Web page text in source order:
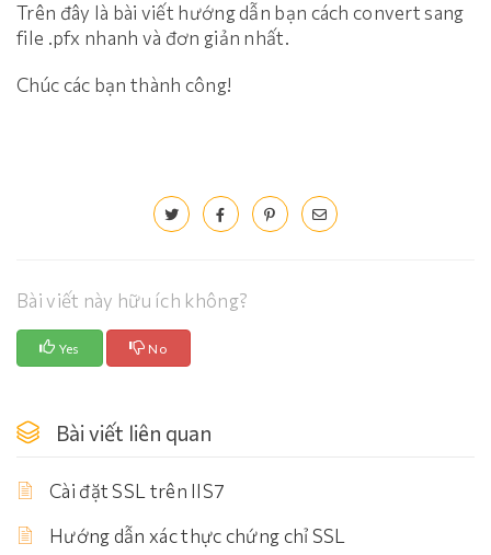
Trên đây là bài viết hướng dẫn bạn cách convert sang
file .pfx nhanh và đơn giản nhất.
Chúc các bạn thành công!
Bài viết này hữu ích không?
Yes No
Bài viết liên quan
Cài đặt SSL trên IIS7
Hướng dẫn xác thực chứng chỉ SSL